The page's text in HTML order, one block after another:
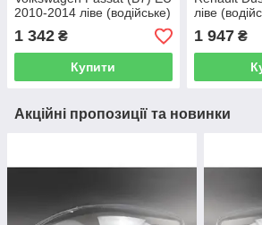
2010-2014 ліве (водійське)
1 342 ₴
Купити
ліве
1 947₴
Акційні пропозиції та новинки